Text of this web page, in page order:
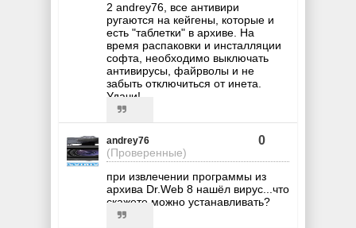
2 andrey76, все антивири
ругаются на кейгены, которые и
есть "таблетки" в архиве. На
время распаковки и инсталляции
софта, необходимо выключать
антивирусы, файрволы и не
забыть отключиться от инета.
Удачи!
andrey76
(Проверенные)
0
при извлечении программы из
архива Dr.Web 8 нашёл вирус...что
скажете,можно устанавливать?